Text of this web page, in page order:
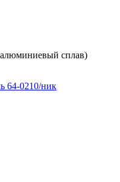
сплав)
64-0210/ник